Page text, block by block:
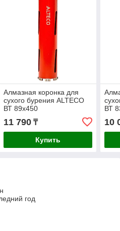
Алмазная коронка для
сухого бурения ALTECO
ВТ 89х450
11 790₸
Купить
ВТ
10
год